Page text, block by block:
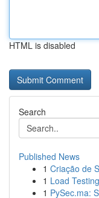
HTML is disabled
Search
Published News
1 Criação de
1 Load
1 PySec.ma: